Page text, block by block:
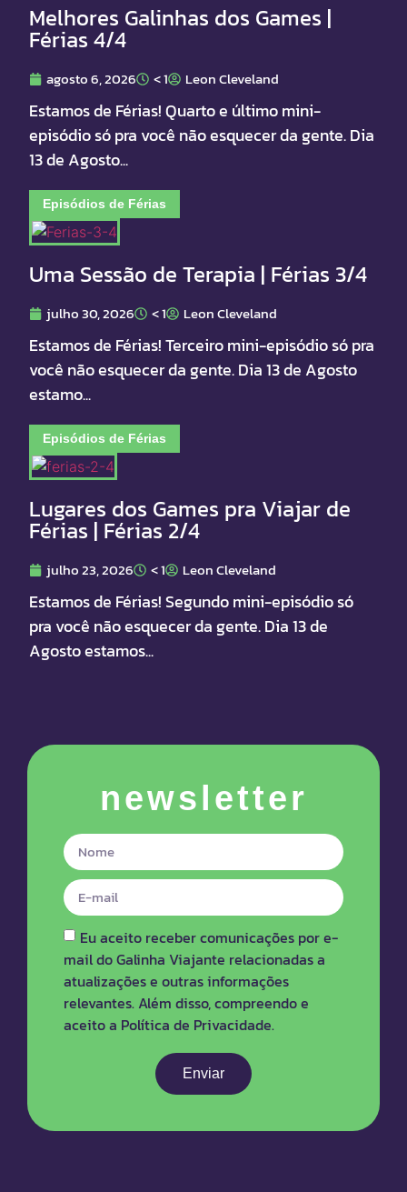
Melhores Galinhas dos Games |
Férias 4/4
agosto 6, 2026 < 1 Leon Cleveland
Estamos de Férias! Quarto e último mini-
episódio só pra você não esquecer da gente. Dia
13 de Agosto...
Episódios de Férias
Uma Sessão de Terapia | Férias 3/4
julho 30, 2026 < 1 Leon Cleveland
Estamos de Férias! Terceiro mini-episódio só pra
você não esquecer da gente. Dia 13 de Agosto
estamo...
Episódios de Férias
Lugares dos Games pra Viajar de
Férias | Férias 2/4
julho 23, 2026 < 1 Leon Cleveland
Estamos de Férias! Segundo mini-episódio só
pra você não esquecer da gente. Dia 13 de
Agosto estamos...
newsletter
Eu aceito receber comunicações por e-
mail do Galinha Viajante relacionadas a
atualizações e outras informações
relevantes. Além disso, compreendo e
aceito a Política de Privacidade.
Enviar